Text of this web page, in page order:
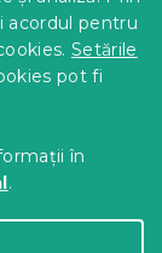
acordul pentru
Setările
pot fi
în
.